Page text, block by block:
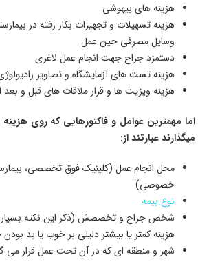
هزینه های بیهوشی
هزینه تسهیلات و تجهیزات بکار رفته در
وسایل مصرفی حین عمل
دستمزد جراح جهت انجام عمل لاغری
هزینه تست های آزمایشگاه و تصاویر
هزینه ویزیت ها و قرار ملاقات های قبل و بعد
اما مهمترین عوامل و فاکتورهایی که روی هزینه
میگذارند عبارتند از:
محل انجام عمل (کلینیک فوق تخصصی،
خصوصی)
نوع بیمه
شخص جراح و تخصصش (ذکر این نکته
هزینه کمتر یا بیشتر دلیلی بر خوب یا بد
شهر و منطقه ای که در آن تحت عمل قرار می